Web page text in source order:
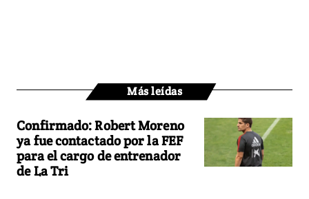
Más leídas
Confirmado: Robert Moreno
ya fue contactado por la FEF
para el cargo de entrenador
de La Tri